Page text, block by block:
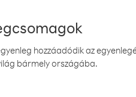
hozzáadódik az
bármely országába.